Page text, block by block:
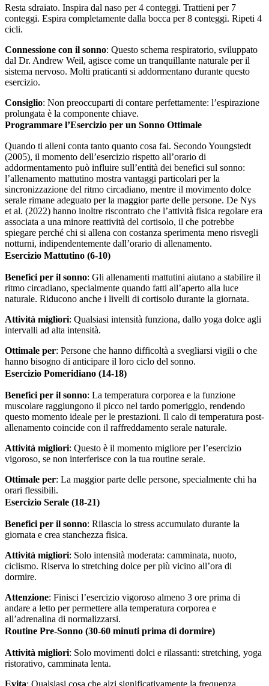
Resta sdraiato. Inspira dal naso per 4 conteggi. Trattieni per 7
conteggi. Espira completamente dalla bocca per 8 conteggi. Ripeti 4
cicli.
Connessione con il sonno: Questo schema respiratorio, sviluppato
dal Dr. Andrew Weil, agisce come un tranquillante naturale per il
sistema nervoso. Molti praticanti si addormentano durante questo
esercizio.
Consiglio: Non preoccuparti di contare perfettamente: l’espirazione
prolungata è la componente chiave.
Programmare l’Esercizio per un Sonno Ottimale
Quando ti alleni conta tanto quanto cosa fai. Secondo Youngstedt
(2005), il momento dell’esercizio rispetto all’orario di
addormentamento può influire sull’entità dei benefici sul sonno:
l’allenamento mattutino mostra vantaggi particolari per la
sincronizzazione del ritmo circadiano, mentre il movimento dolce
serale rimane adeguato per la maggior parte delle persone. De Nys
et al. (2022) hanno inoltre riscontrato che l’attività fisica regolare era
associata a una minore reattività del cortisolo, il che potrebbe
spiegare perché chi si allena con costanza sperimenta meno risvegli
notturni, indipendentemente dall’orario di allenamento.
Esercizio Mattutino (6-10)
Benefici per il sonno: Gli allenamenti mattutini aiutano a stabilire il
ritmo circadiano, specialmente quando fatti all’aperto alla luce
naturale. Riducono anche i livelli di cortisolo durante la giornata.
Attività migliori: Qualsiasi intensità funziona, dallo yoga dolce agli
intervalli ad alta intensità.
Ottimale per: Persone che hanno difficoltà a svegliarsi vigili o che
hanno bisogno di anticipare il loro ciclo del sonno.
Esercizio Pomeridiano (14-18)
Benefici per il sonno: La temperatura corporea e la funzione
muscolare raggiungono il picco nel tardo pomeriggio, rendendo
questo momento ideale per le prestazioni. Il calo di temperatura post-
allenamento coincide con il raffreddamento serale naturale.
Attività migliori: Questo è il momento migliore per l’esercizio
vigoroso, se non interferisce con la tua routine serale.
Ottimale per: La maggior parte delle persone, specialmente chi ha
orari flessibili.
Esercizio Serale (18-21)
Benefici per il sonno: Rilascia lo stress accumulato durante la
giornata e crea stanchezza fisica.
Attività migliori: Solo intensità moderata: camminata, nuoto,
ciclismo. Riserva lo stretching dolce per più vicino all’ora di
dormire.
Attenzione: Finisci l’esercizio vigoroso almeno 3 ore prima di
andare a letto per permettere alla temperatura corporea e
all’adrenalina di normalizzarsi.
Routine Pre-Sonno (30-60 minuti prima di dormire)
Attività migliori: Solo movimenti dolci e rilassanti: stretching, yoga
ristorativo, camminata lenta.
Evita: Qualsiasi cosa che alzi significativamente la frequenza